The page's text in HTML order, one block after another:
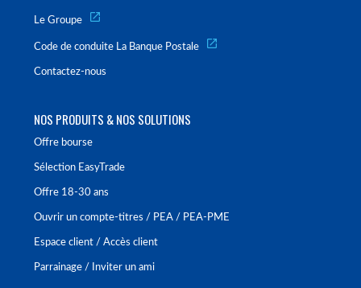
Le Groupe
Code de conduite La Banque Postale
Contactez-nous
NOS PRODUITS & NOS SOLUTIONS
Offre bourse
Sélection EasyTrade
Offre 18-30 ans
Ouvrir un compte-titres / PEA / PEA-PME
Espace client / Accès client
Parrainage / Inviter un ami